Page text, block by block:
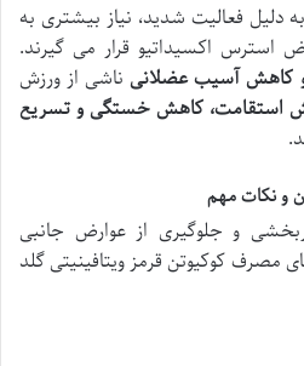
دلیل فعالیت شدید، نیاز بیشتری به
استرس اکسیداتیو قرار می گیرند.
و کاهش آسیب عضلانیناشی از ورزش
استقامت، کاهش خستگی و تسریع
و نکات مهم
و جلوگیری از عوارض جانبی
مصرف کوکیوتن قرمز ویتافینیتی گلد